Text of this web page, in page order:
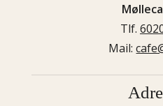
Tlf.
Mail: